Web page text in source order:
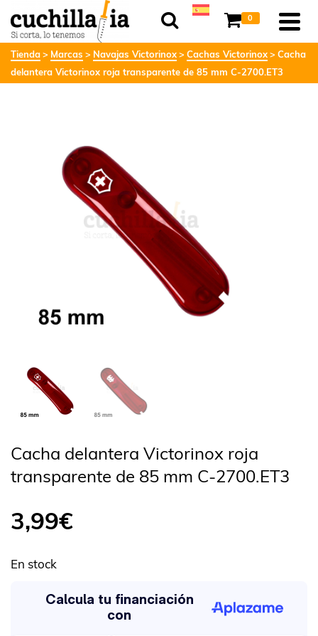
0
Tienda Marcas Navajas Victorinox Cachas Victorinox
Cacha
delantera Victorinox roja transparente de 85 mm C-2700.ET3
Cacha delantera Victorinox roja
transparente de 85 mm C-2700.ET3
3,99€
En stock